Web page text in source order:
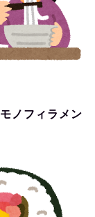
モノフィラメン